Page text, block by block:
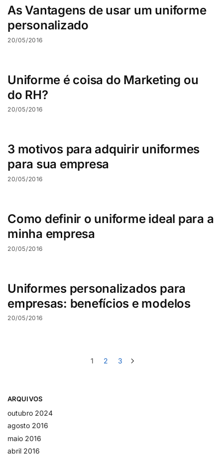
As Vantagens de usar um uniforme
personalizado
20/05/2016
Uniforme é coisa do Marketing ou
do RH?
20/05/2016
3 motivos para adquirir uniformes
para sua empresa
20/05/2016
Como definir o uniforme ideal para a
minha empresa
20/05/2016
Uniformes personalizados para
empresas: benefícios e modelos
20/05/2016
1 2 3
ARQUIVOS
outubro 2024
agosto 2016
maio 2016
abril 2016